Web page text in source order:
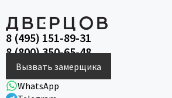
8 (495) 151-89-31
8 (800) 350-65-48
Вызвать замерщика
WhatsApp